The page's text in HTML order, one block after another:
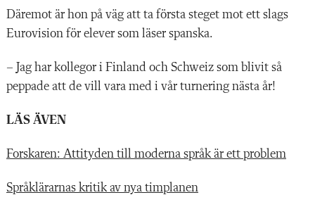
Däremot är hon på väg att ta första steget mot ett slags
Eurovision för elever som läser spanska.
– Jag har kollegor i Finland och Schweiz som blivit så
peppade att de vill vara med i vår turnering nästa år!
LÄS ÄVEN
Forskaren: Attityden till moderna språk är ett problem
Språklärarnas kritik av nya timplanen